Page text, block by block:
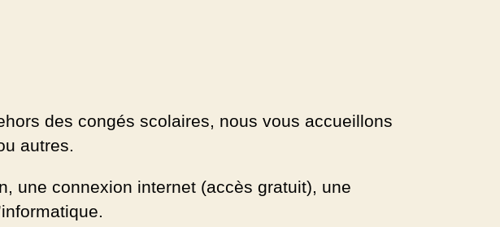
des congés scolaires, nous vous accueillons
autres.
une connexion internet (accès gratuit), une